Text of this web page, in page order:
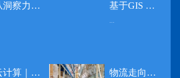
从洞察力到生产力 伊利大数据的价值创造 基于GIS 的小城市交通网络分析研究
...
云计算｜边缘计算将为物联网行业带来巨大增长 物流走向未来的“魔法师”